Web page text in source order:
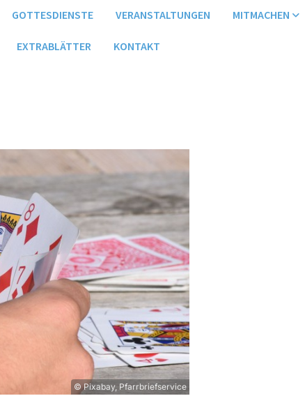
GOTTESDIENSTE VERANSTALTUNGEN MITMACHEN
EXTRABLÄTTER KONTAKT
© Pixabay, Pfarrbriefservice